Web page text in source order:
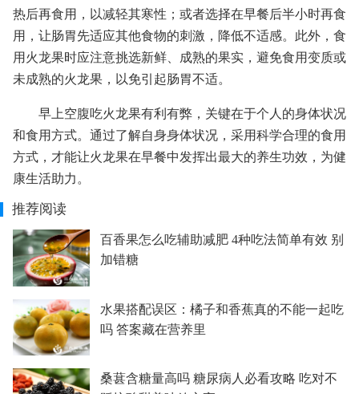
热后再食用，以减轻其寒性；或者选择在早餐后半小时再食
用，让肠胃先适应其他食物的刺激，降低不适感。此外，食
用火龙果时应注意挑选新鲜、成熟的果实，避免食用变质或
未成熟的火龙果，以免引起肠胃不适。
早上空腹吃火龙果有利有弊，关键在于个人的身体状况
和食用方式。通过了解自身身体状况，采用科学合理的食用
方式，才能让火龙果在早餐中发挥出最大的养生功效，为健
康生活助力。
推荐阅读
百香果怎么吃辅助减肥 4种吃法简单有效 别
加错糖
水果搭配误区：橘子和香蕉真的不能一起吃
吗 答案藏在营养里
桑葚含糖量高吗 糖尿病人必看攻略 吃对不